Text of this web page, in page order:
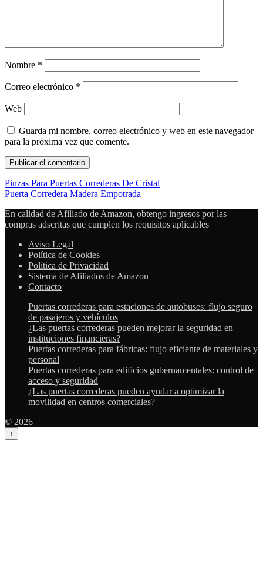
Nombre *
Correo electrónico *
Web
Guarda mi nombre, correo electrónico y web en este navegador
para la próxima vez que comente.
Pinzas Para Puertas Correderas De Cristal
Puerta Corredera Madera Empotrada
En calidad de Afiliado de Amazon, obtengo ingresos por las
compras adscritas que cumplen los requisitos aplicables
Aviso Legal
Política de Cookies
Política de Privacidad
Sistema de Afiliados de Amazon
Contacto
Puertas correderas para estaciones de autobuses: flujo seguro
de pasajeros y vehículos
¿Las puertas correderas pueden mejorar la seguridad en
instituciones financieras?
Puertas correderas para fábricas: flujo eficiente de materiales y
personal
Puertas correderas para edificios gubernamentales: control de
acceso y seguridad
¿Las puertas correderas pueden ayudar a optimizar la
movilidad en centros comerciales?
© 2026
↑